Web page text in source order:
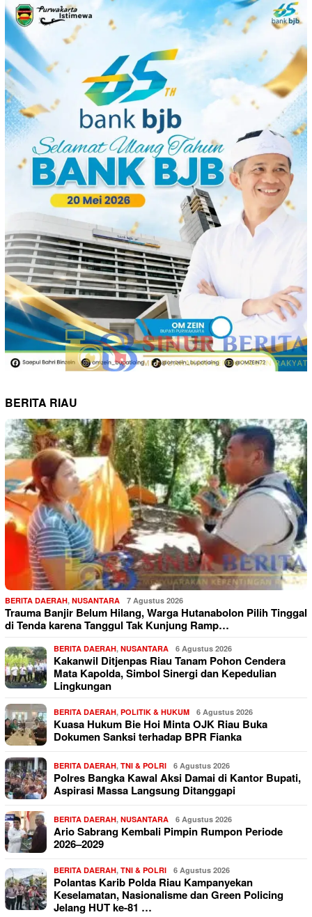
BERITA RIAU
BERITA DAERAH, NUSANTARA 7 Agustus 2026
Trauma Banjir Belum Hilang, Warga Hutanabolon Pilih Tinggal
di Tenda karena Tanggul Tak Kunjung Ramp…
BERITA DAERAH, NUSANTARA 6 Agustus 2026
Kakanwil Ditjenpas Riau Tanam Pohon Cendera
Mata Kapolda, Simbol Sinergi dan Kepedulian
Lingkungan
BERITA DAERAH, POLITIK & HUKUM 6 Agustus 2026
Kuasa Hukum Bie Hoi Minta OJK Riau Buka
Dokumen Sanksi terhadap BPR Fianka
BERITA DAERAH, TNI & POLRI 6 Agustus 2026
Polres Bangka Kawal Aksi Damai di Kantor Bupati,
Aspirasi Massa Langsung Ditanggapi
BERITA DAERAH, NUSANTARA 6 Agustus 2026
Ario Sabrang Kembali Pimpin Rumpon Periode
2026–2029
BERITA DAERAH, TNI & POLRI 6 Agustus 2026
Polantas Karib Polda Riau Kampanyekan
Keselamatan, Nasionalisme dan Green Policing
Jelang HUT ke-81 …